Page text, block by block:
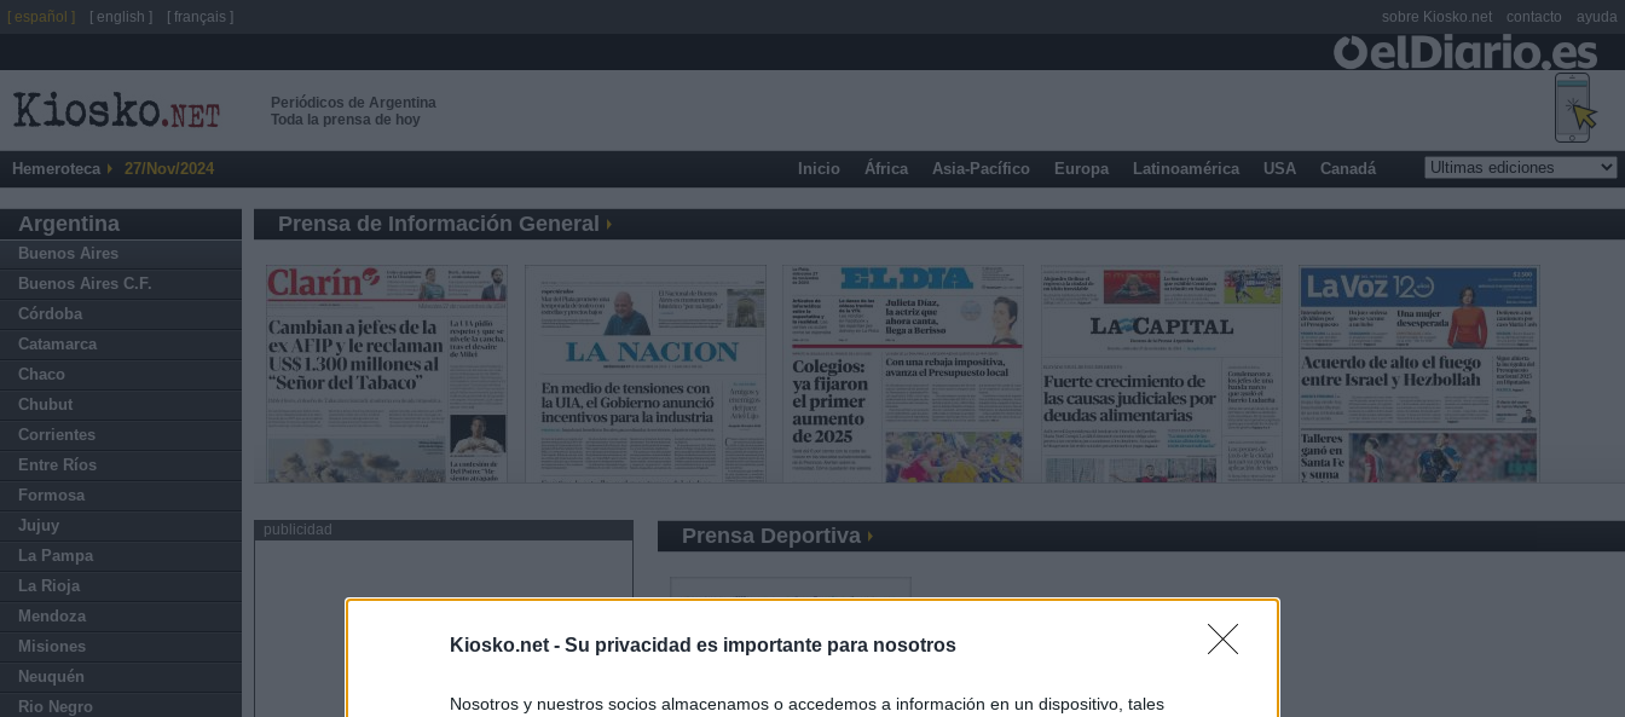
Kiosko.net - Su privacidad es importante para nosotros
Nosotros y nuestros socios almacenamos o accedemos a información en un dispositivo, tales
Periódicos de Argentina
Toda la prensa de hoy
Hemeroteca 27/Nov/2024 Inicio África Asia-Pacífico Europa Latinoamérica USA Canadá
Argentina
Buenos Aires
Buenos Aires C.F.
Córdoba
Catamarca
Chaco
Chubut
Corrientes
Entre Ríos
Formosa
Jujuy
La Pampa
La Rioja
Mendoza
Misiones
Neuquén
Rio Negro
Prensa de Información General
publicidad Prensa Deportiva
[ español ] [ english ] [ français ] sobre Kiosko.net contacto ayuda